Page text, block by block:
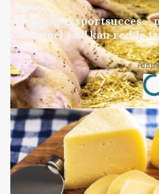
GRISE
Engang eksportsucces
Gammel sæd kan redde